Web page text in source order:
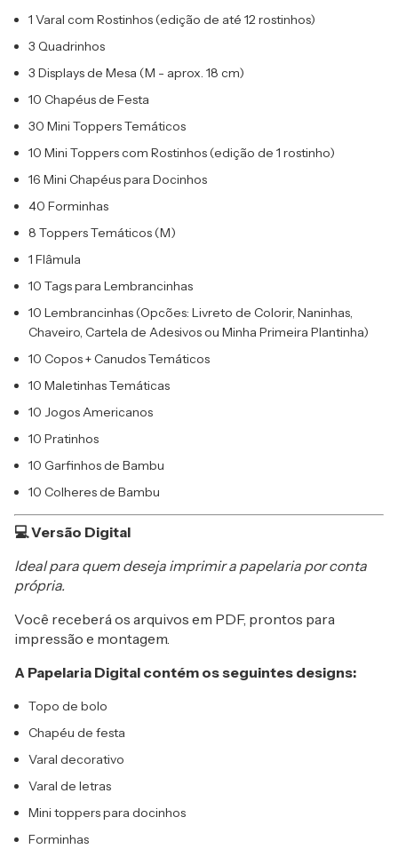
1 Varal com Rostinhos (edição de até 12 rostinhos)
3 Quadrinhos
3 Displays de Mesa (M - aprox. 18 cm)
10 Chapéus de Festa
30 Mini Toppers Temáticos
10 Mini Toppers com Rostinhos (edição de 1 rostinho)
16 Mini Chapéus para Docinhos
40 Forminhas
8 Toppers Temáticos (M)
1 Flâmula
10 Tags para Lembrancinhas
10 Lembrancinhas (Opcões: Livreto de Colorir, Naninhas,
Chaveiro, Cartela de Adesivos ou Minha Primeira Plantinha)
10 Copos + Canudos Temáticos
10 Maletinhas Temáticas
10 Jogos Americanos
10 Pratinhos
10 Garfinhos de Bambu
10 Colheres de Bambu
💻 Versão Digital
Ideal para quem deseja imprimir a papelaria por conta
própria.
Você receberá os arquivos em PDF, prontos para
impressão e montagem.
A Papelaria Digital contém os seguintes designs:
Topo de bolo
Chapéu de festa
Varal decorativo
Varal de letras
Mini toppers para docinhos
Forminhas